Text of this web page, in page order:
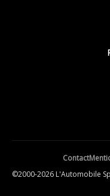
Contact
©2000-2026 L'Automobile